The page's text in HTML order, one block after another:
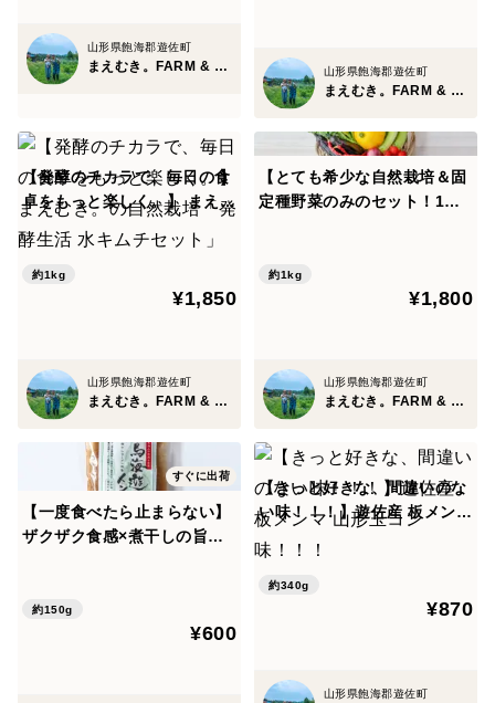
山形県飽海郡遊佐町
まえむき。FARM & SHOP 山形県飽海郡遊佐町
まえむき。FARM & SHOP
【発酵のチカラで、毎日の食
卓をもっと楽しく。】 まえむ
キムチセット」
約1kg
¥1,850
山形県飽海郡遊佐町
まえむき。FARM & SHOP
【とても希少な自然栽培＆固
定種野菜のみのセット！1名
約1kg
¥1,800
山形県飽海郡遊佐町
まえむき。FARM & SHOP
すぐに出荷
【一度食べたら止まらない】
ザクザク食感×煮干しの旨味
お試し1個
約150g
¥600
【きっと好きな、間違いのな
い味！！！】遊佐産 板メンマ
約340g
¥870
山形県飽海郡遊佐町